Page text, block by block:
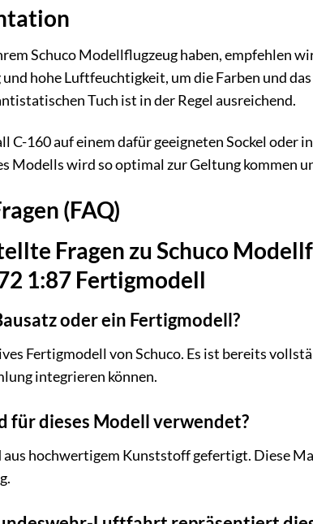
Schuco Modellflugzeug haben, empfehlen
hohe Luftfeuchtigkeit, um die Farben und
Tuch ist in der Regel ausreichend.
C-160 auf einem dafür geeigneten Sockel
Modells wird so optimal zur Geltung kommen
(FAQ)
Fragen zu Schuco
1:87 Fertigmodell
oder ein Fertigmodell?
Fertigmodell von Schuco. Es ist bereits
integrieren können.
für dieses Modell verwendet?
hochwertigem Kunststoff gefertigt. Diese